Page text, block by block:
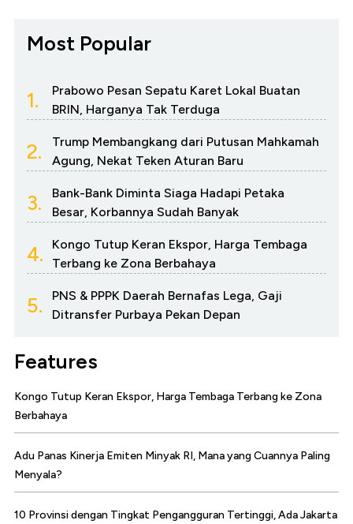
Most Popular
1.
Prabowo Pesan Sepatu Karet Lokal Buatan
BRIN, Harganya Tak Terduga
2.
Trump Membangkang dari Putusan Mahkamah
Agung, Nekat Teken Aturan Baru
3.
Bank-Bank Diminta Siaga Hadapi Petaka
Besar, Korbannya Sudah Banyak
4.
Kongo Tutup Keran Ekspor, Harga Tembaga
Terbang ke Zona Berbahaya
5.
PNS & PPPK Daerah Bernafas Lega, Gaji
Ditransfer Purbaya Pekan Depan
Features
Kongo Tutup Keran Ekspor, Harga Tembaga Terbang ke Zona
Berbahaya
Adu Panas Kinerja Emiten Minyak RI, Mana yang Cuannya Paling
Menyala?
10 Provinsi dengan Tingkat Pengangguran Tertinggi, Ada Jakarta